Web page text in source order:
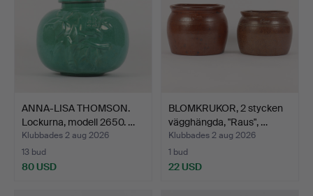
ANNA-LISA THOMSON.
Lockurna, modell 2650. …
Klubbades 2 aug 2026
13 bud
80 USD
BLOMKRUKOR, 2 stycken
vägghängda, "Raus", …
Klubbades 2 aug 2026
1 bud
22 USD